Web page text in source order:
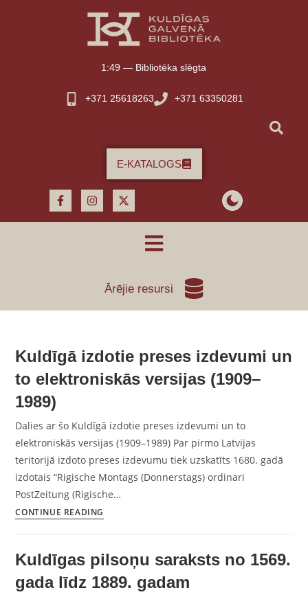
1:49 — Bibliotēka slēgta
+371 25618263 +371 63350281
E-KATALOGS
Ārējie resursi
Kuldīgā izdotie preses izdevumi un
to elektroniskās versijas (1909–
1989)
Dalies ar šo Kuldīgā izdotie preses izdevumi un to
elektroniskās versijas (1909–1989) Par pirmo Latvijas
teritorijā izdoto preses izdevumu tiek uzskatīts 1680. gadā
izdotais “Rigische Montags (Donnerstags) ordinari
PostZeitung (Rigische…
CONTINUE READING
Kuldīgas pilsoņu saraksts no 1569.
gada līdz 1889. gadam